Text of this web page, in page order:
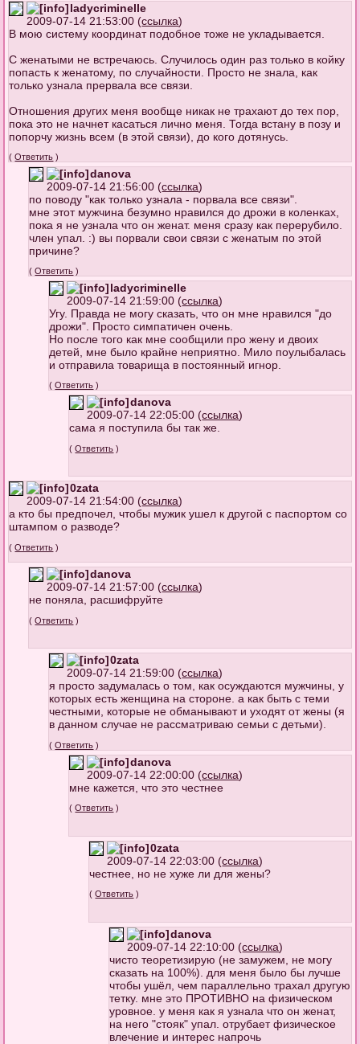
ladycriminelle
2009-07-14 21:53:00 (ссылка)
В мою систему координат подобное тоже не укладывается.
С женатыми не встречаюсь. Случилось один раз только в койку
попасть к женатому, по случайности. Просто не знала, как
только узнала прервала все связи.
Отношения других меня вообще никак не трахают до тех пор,
пока это не начнет касаться лично меня. Тогда встану в позу и
попорчу жизнь всем (в этой связи), до кого дотянусь.
(Ответить )
danova
2009-07-14 21:56:00 (ссылка)
по поводу "как только узнала - порвала все связи".
мне этот мужчина безумно нравился до дрожи в коленках,
пока я не узнала что он женат. меня сразу как перерубило.
член упал. :) вы порвали свои связи с женатым по этой
причине?
(Ответить )
ladycriminelle
2009-07-14 21:59:00 (ссылка)
Угу. Правда не могу сказать, что он мне нравился "до
дрожи". Просто симпатичен очень.
Но после того как мне сообщили про жену и двоих
детей, мне было крайне неприятно. Мило поулыбалась
и отправила товарища в постоянный игнор.
(Ответить )
danova
2009-07-14 22:05:00 (ссылка)
сама я поступила бы так же.
(Ответить )
0zata
2009-07-14 21:54:00 (ссылка)
а кто бы предпочел, чтобы мужик ушел к другой с паспортом со
штампом о разводе?
(Ответить )
danova
2009-07-14 21:57:00 (ссылка)
не поняла, расшифруйте
(Ответить )
0zata
2009-07-14 21:59:00 (ссылка)
я просто задумалась о том, как осуждаются мужчины, у
которых есть женщина на стороне. а как быть с теми
честными, которые не обманывают и уходят от жены (я
в данном случае не рассматриваю семьи с детьми).
(Ответить )
danova
2009-07-14 22:00:00 (ссылка)
мне кажется, что это честнее
(Ответить )
0zata
2009-07-14 22:03:00 (ссылка)
честнее, но не хуже ли для жены?
(Ответить )
danova
2009-07-14 22:10:00 (ссылка)
чисто теоретизирую (не замужем, не могу
сказать на 100%). для меня было бы лучше
чтобы ушёл, чем параллельно трахал другую
тетку. мне это ПРОТИВНО на физическом
уровное. у меня как я узнала что он женат,
на него "стояк" упал. отрубает физическое
влечение и интерес напрочь